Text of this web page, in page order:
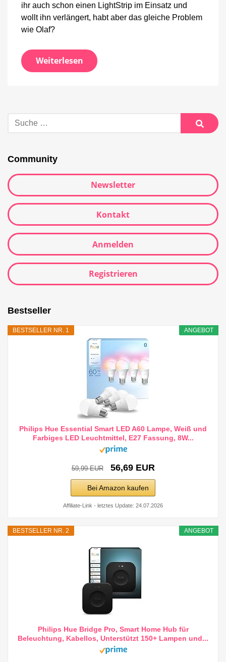
ihr auch schon einen LightStrip im Einsatz und
wollt ihn verlängert, habt aber das gleiche Problem
wie Olaf?
Weiterlesen
nach:
Suche
Community
Newsletter
Kontakt
Anmelden
Registrieren
Bestseller
ANGEBOT
BESTSELLER NR. 1
Philips Hue Essential Smart LED A60 Lampe, Weiß und
Farbiges LED Leuchtmittel, E27 Fassung, 8W...
59,99 EUR 56,69 EUR
Bei Amazon kaufen
Affiliate-Link - letztes Update: 24.07.2026
ANGEBOT
BESTSELLER NR. 2
Philips Hue Bridge Pro, Smart Home Hub für
Beleuchtung, Kabellos, Unterstützt 150+ Lampen und...